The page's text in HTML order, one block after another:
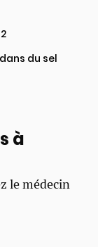
du sel
à
le médecin